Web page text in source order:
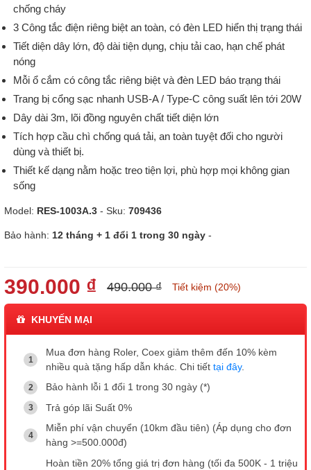
chống cháy
3 Công tắc điện riêng biệt an toàn, có đèn LED hiển thị trạng thái
Tiết diện dây lớn, độ dài tiện dụng, chịu tải cao, hạn chế phát
nóng
Mỗi ổ cắm có công tắc riêng biệt và đèn LED báo trạng thái
Trang bị cổng sạc nhanh USB-A / Type-C công suất lên tới 20W
Dây dài 3m, lõi đồng nguyên chất tiết diện lớn
Tích hợp cầu chì chống quá tải, an toàn tuyệt đối cho người
dùng và thiết bị.
Thiết kế dạng nằm hoặc treo tiện lợi, phù hợp mọi không gian
sống
Model: RES-1003A.3 - Sku: 709436
Bảo hành: 12 tháng + 1 đổi 1 trong 30 ngày -
390.000 ₫ 490.000 ₫ Tiết kiệm (20%)
KHUYẾN MẠI
Mua đơn hàng Roler, Coex giảm thêm đến 10% kèm
nhiều quà tặng hấp dẫn khác. Chi tiết tại đây.
Bảo hành lỗi 1 đổi 1 trong 30 ngày (*)
Trả góp lãi Suất 0%
Miễn phí vận chuyển (10km đầu tiên) (Áp dụng cho đơn
hàng >=500.000đ)
Hoàn tiền 20% tổng giá trị đơn hàng (tối đa 500K - 1 triệu